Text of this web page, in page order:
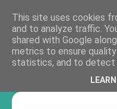
This site uses cookies
and to analyze traffic.
shared with Google
metrics to ensure
statistics, and to detect